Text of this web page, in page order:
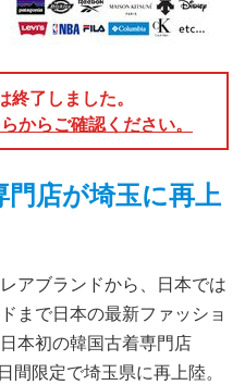
了しました。
からご確認ください。
門店が埼玉に再上
アブランドから、日本では
まで日本の最新ファッショ
本初の韓国古着専門店
間限定で埼玉県に再上陸。